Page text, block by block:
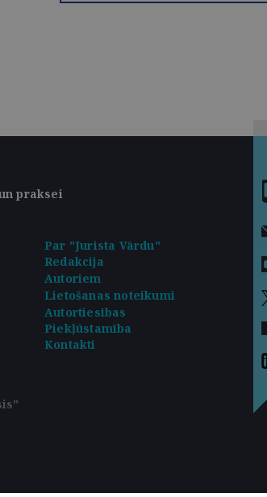
praksei
Par "Jurista Vārdu"
Redakcija
Autoriem
Lietošanas noteikumi
Autortiesības
Piekļūstamība
Kontakti